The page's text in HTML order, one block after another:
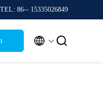
TEL: 86-- 15335026849
 